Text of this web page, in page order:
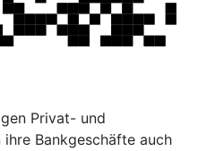
Privat- und
Bankgeschäfte auch